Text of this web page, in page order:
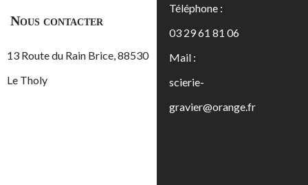
Nous contacter
13 Route du Rain Brice, 88530
Le Tholy
Téléphone :
03 29 61 81 06
Mail :
scierie-
gravier@orange.fr